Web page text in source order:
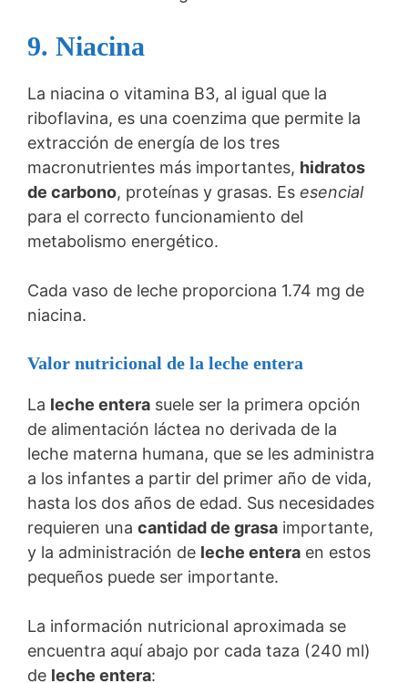
9. Niacina
La niacina o vitamina B3, al igual que la
riboflavina, es una coenzima que permite la
extracción de energía de los tres
macronutrientes más importantes, hidratos
de carbono, proteínas y grasas. Es esencial
para el correcto funcionamiento del
metabolismo energético.
Cada vaso de leche proporciona 1.74 mg de
niacina.
Valor nutricional de la leche entera
La leche entera suele ser la primera opción
de alimentación láctea no derivada de la
leche materna humana, que se les administra
a los infantes a partir del primer año de vida,
hasta los dos años de edad. Sus necesidades
requieren una cantidad de grasa importante,
y la administración de leche entera en estos
pequeños puede ser importante.
La información nutricional aproximada se
encuentra aquí abajo por cada taza (240 ml)
de leche entera: